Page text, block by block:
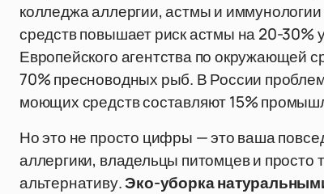
колледжа аллергии, астмы и иммунологии
средств повышает риск астмы на 20-30%
Европейского агентства по окружающей
70% пресноводных рыб. В России
моющих средств составляют 15%
Но это не просто цифры — это ваша
аллергики, владельцы питомцев и просто
альтернативу.Эко-уборка